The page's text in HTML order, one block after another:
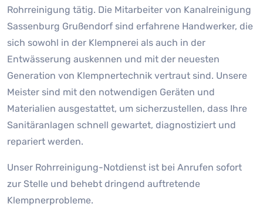
Rohrreinigung tätig. Die Mitarbeiter von Kanalreinigung
Sassenburg Grußendorf sind erfahrene Handwerker, die
sich sowohl in der Klempnerei als auch in der
Entwässerung auskennen und mit der neuesten
Generation von Klempnertechnik vertraut sind. Unsere
Meister sind mit den notwendigen Geräten und
Materialien ausgestattet, um sicherzustellen, dass Ihre
Sanitäranlagen schnell gewartet, diagnostiziert und
repariert werden.
Unser Rohrreinigung-Notdienst ist bei Anrufen sofort
zur Stelle und behebt dringend auftretende
Klempnerprobleme.